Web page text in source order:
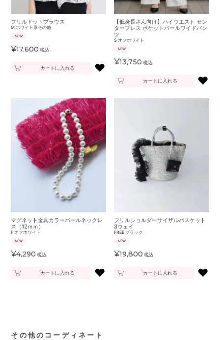
フリルドットブラウス
M ホワイト系その他
NEW
¥17,600 税込
カートに入れる ♥
【低身長さん向け】ハイウエスト セン
タープレス ポケットパールワイドパン
ツ
S オフホワイト
NEW
¥13,750 税込
カートに入れる ♥
マグネット金具カラーパールネックレ
ス（12ｍｍ）
F オフホワイト
NEW
¥4,290 税込
カートに入れる ♥
フリルショルダーサイザルバスケット
3ウェイ
FREE ブラック
NEW
¥19,800 税込
カートに入れる ♥
その他のコーディネート